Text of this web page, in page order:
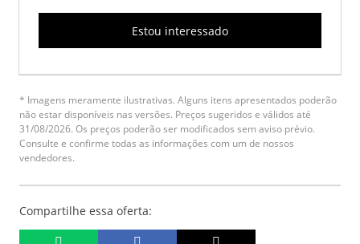
Estou interessado
* Imagens meramente ilustrativas. Alguns itens apresentados poderão
não estar disponíveis nas versões. Preços sugeridos e válidos até
31/08/2026. Os preços poderão ser modificados sem aviso prévio.
Consulte e confirme todas as informações com um de nossos
vendedores.
Compartilhe essa oferta: